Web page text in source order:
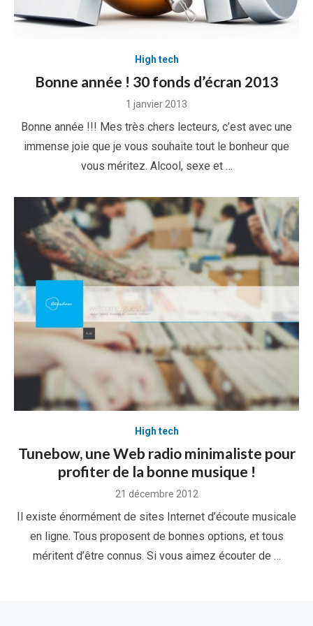
High tech
Bonne année ! 30 fonds d’écran 2013
Posted
1 janvier 2013
Bonne année !!! Mes très chers lecteurs, c’est avec une
immense joie que je vous souhaite tout le bonheur que
vous méritez. Alcool, sexe et …
High tech
Tunebow, une Web radio minimaliste pour
profiter de la bonne musique !
Posted
21 décembre 2012
Il existe énormément de sites Internet d’écoute musicale
en ligne. Tous proposent de bonnes options, et tous
méritent d’être connus. Si vous aimez écouter de …